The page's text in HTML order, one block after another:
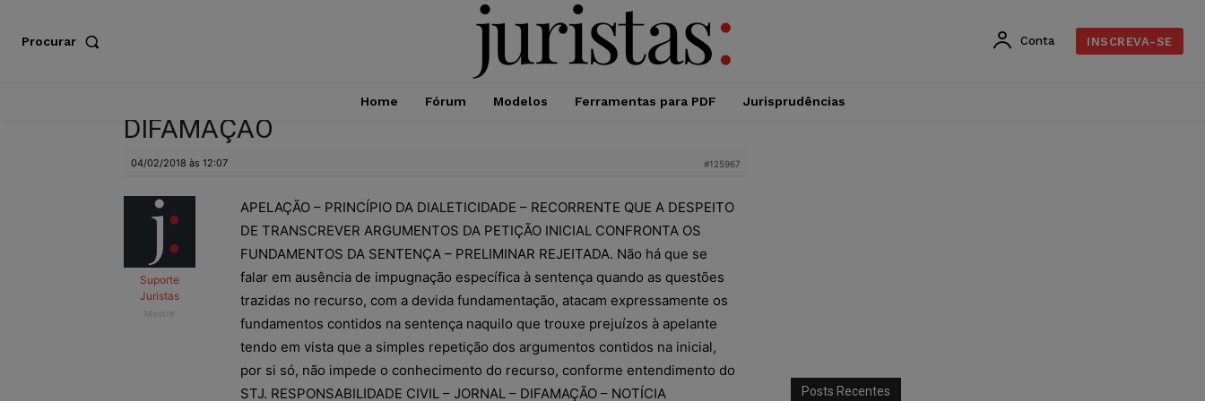
Procurar Conta INSCREVA-SE
Home Fórum Modelos Ferramentas para PDF Jurisprudências
DIFAMAÇÃO
04/02/2018 às 12:07 #125967
Suporte
Juristas
Mestre
APELAÇÃO – PRINCÍPIO DA DIALETICIDADE – RECORRENTE QUE A DESPEITO
DE TRANSCREVER ARGUMENTOS DA PETIÇÃO INICIAL CONFRONTA OS
FUNDAMENTOS DA SENTENÇA – PRELIMINAR REJEITADA. Não há que se
falar em ausência de impugnação específica à sentença quando as questões
trazidas no recurso, com a devida fundamentação, atacam expressamente os
fundamentos contidos na sentença naquilo que trouxe prejuízos à apelante
tendo em vista que a simples repetição dos argumentos contidos na inicial,
por si só, não impede o conhecimento do recurso, conforme entendimento do
STJ. RESPONSABILIDADE CIVIL – JORNAL – DIFAMAÇÃO – NOTÍCIA
Posts Recentes